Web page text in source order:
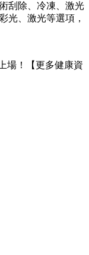
刮除、冷凍、激光
光、激光等選項，
場！【更多健康資